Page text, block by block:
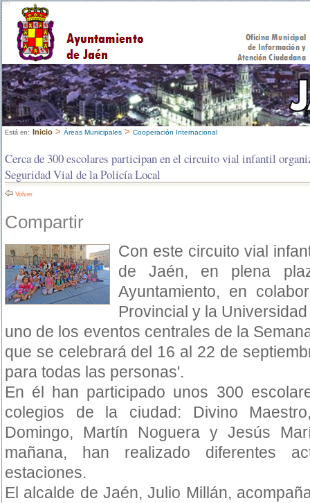
Está en: Inicio > Áreas Municipales > Cooperación Internacional
Cerca de 300 escolares participan en el circuito vial infantil
Seguridad Vial de la Policía Local
Volver
Compartir
Con este circuito vial
de Jaén, en plena
Ayuntamiento, en
Provincial y la
uno de los eventos centrales de la
que se celebrará del 16 al 22 de
para todas las personas'.
En él han participado unos 300
colegios de la ciudad: Divino
Domingo, Martín Noguera y Jesús
mañana, han realizado diferentes
estaciones.
El alcalde de Jaén, Julio Millán,